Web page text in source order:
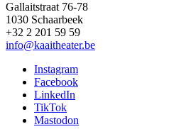
Gallaitstraat 76-78
1030 Schaarbeek
+32 2 201 59 59
info@kaaitheater.be
Instagram
Facebook
LinkedIn
TikTok
Mastodon